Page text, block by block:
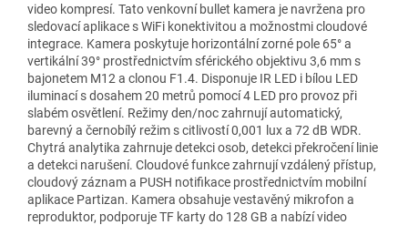
video kompresí. Tato venkovní bullet kamera je navržena pro
sledovací aplikace s WiFi konektivitou a možnostmi cloudové
integrace. Kamera poskytuje horizontální zorné pole 65° a
vertikální 39° prostřednictvím sférického objektivu 3,6 mm s
bajonetem M12 a clonou F1.4. Disponuje IR LED i bílou LED
iluminací s dosahem 20 metrů pomocí 4 LED pro provoz při
slabém osvětlení. Režimy den/noc zahrnují automatický,
barevný a černobílý režim s citlivostí 0,001 lux a 72 dB WDR.
Chytrá analytika zahrnuje detekci osob, detekci překročení linie
a detekci narušení. Cloudové funkce zahrnují vzdálený přístup,
cloudový záznam a PUSH notifikace prostřednictvím mobilní
aplikace Partizan. Kamera obsahuje vestavěný mikrofon a
reproduktor, podporuje TF karty do 128 GB a nabízí video